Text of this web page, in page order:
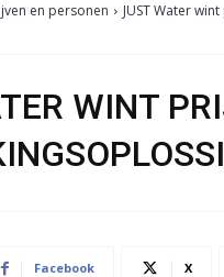
en personen JUST Water
WINT
Facebook X